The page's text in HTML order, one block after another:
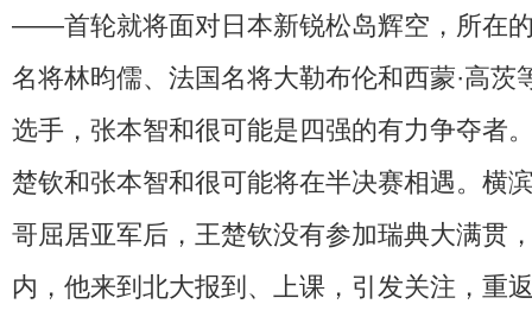
——首轮就将面对日本新锐松岛辉空，所在
名将林昀儒、法国名将大勒布伦和西蒙·高茨
选手，张本智和很可能是四强的有力争夺者
楚钦和张本智和很可能将在半决赛相遇。横
哥屈居亚军后，王楚钦没有参加瑞典大满贯
内，他来到北大报到、上课，引发关注，重